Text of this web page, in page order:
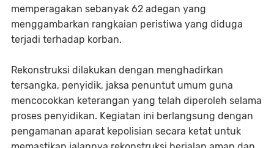
memperagakan sebanyak 62 adegan yang
menggambarkan rangkaian peristiwa yang diduga
terjadi terhadap korban.
Rekonstruksi dilakukan dengan menghadirkan
tersangka, penyidik, jaksa penuntut umum guna
mencocokkan keterangan yang telah diperoleh selama
proses penyidikan. Kegiatan ini berlangsung dengan
pengamanan aparat kepolisian secara ketat untuk